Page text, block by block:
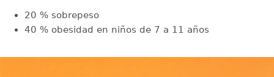
20 % sobrepeso
40 % obesidad en niños de 7 a 11 años